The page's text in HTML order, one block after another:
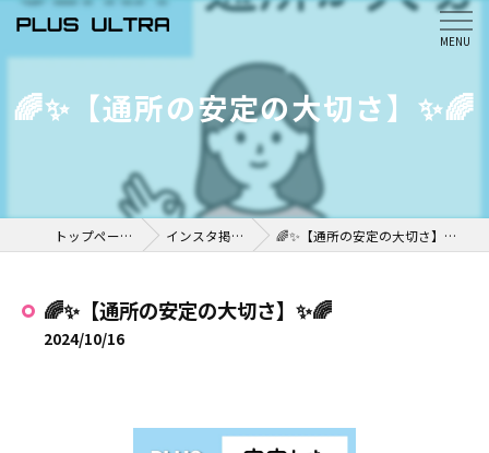
🌈✨【通所の安定の大切さ】✨🌈
トップページ インスタ掲載 🌈✨【通所の安定の大切さ】✨🌈
🌈✨【通所の安定の大切さ】✨🌈
2024/10/16